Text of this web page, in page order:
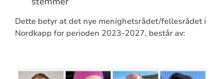
Dette betyr at det nye menighetsrådet/fellesrådet i
Nordkapp for perioden 2023-2027, består av: